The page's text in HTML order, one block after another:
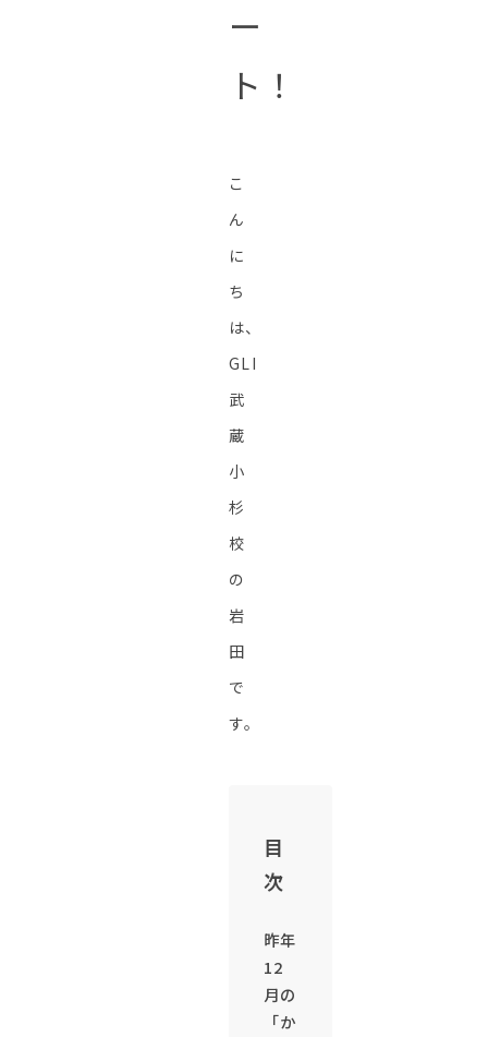
ー
ト！
こ
ん
に
ち
は、
GLI
武
蔵
小
杉
校
の
岩
田
で
す。
目
次
昨年
12
月の
「か